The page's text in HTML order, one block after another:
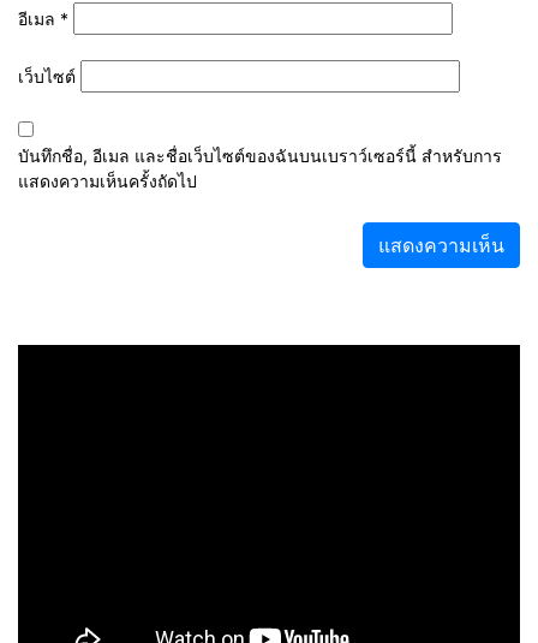
อีเมล *
เว็บไซต์
บันทึกชื่อ, อีเมล และชื่อเว็บไซต์ของฉันบนเบราว์เซอร์นี้ สำหรับการ
แสดงความเห็นครั้งถัดไป